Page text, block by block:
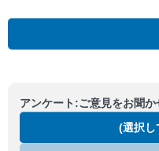
アンケート:ご意見をお聞か
(選択し